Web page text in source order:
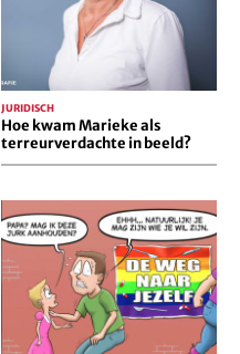
Hoe kwam Marieke als
terreurverdachte in beeld?
JURIDISCH
“Deze
misdaad
moet
stoppen”